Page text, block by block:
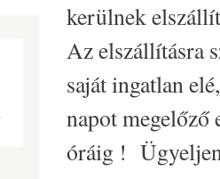
kerülnek
Az elszállításra
saját ingatlan
napot
óráig ! Ügyeljen